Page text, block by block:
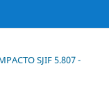
SJIF 5.807 -